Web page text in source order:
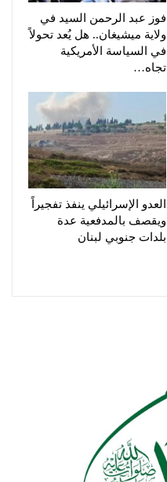
فوز عبد الرحمن السيد في
ولاية ميشيغان.. هل يُعد تحولاً
في السياسة الأمريكية
تجاه…
العدو الإسرائيلي ينفذ تفجيراً
ويقصف بالمدفعية عدة
بلدات جنوبي لبنان